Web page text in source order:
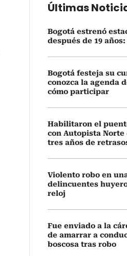
Últimas
Bogotá estrenó
después de 19
Bogotá festeja su
conozca la agenda
cómo participar
Habilitaron el
con Autopista Norte
tres años de
Violento robo en
delincuentes
reloj
Fue enviado a la
de amarrar a
boscosa tras robo